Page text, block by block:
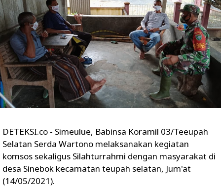
DETEKSI.co - Simeulue, Babinsa Koramil 03/Teeupah
Selatan Serda Wartono melaksanakan kegiatan
komsos sekaligus Silahturrahmi dengan masyarakat di
desa Sinebok kecamatan teupah selatan, Jum'at
(14/05/2021).